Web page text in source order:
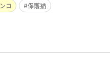
コ 保護猫